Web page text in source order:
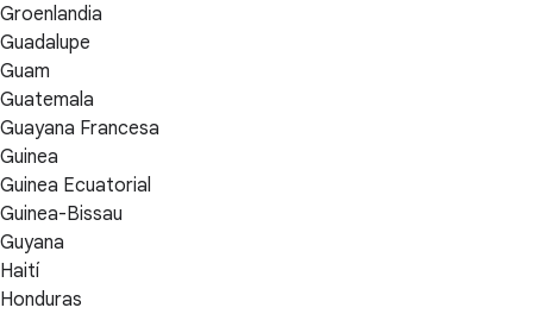
Groenlandia
Guadalupe
Guam
Guatemala
Guayana Francesa
Guinea
Guinea Ecuatorial
Guinea-Bissau
Guyana
Haití
Honduras